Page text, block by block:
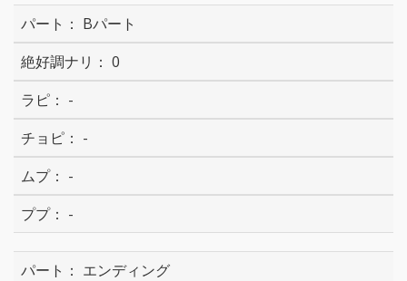
Bパート
0
-
-
-
-
エンディング